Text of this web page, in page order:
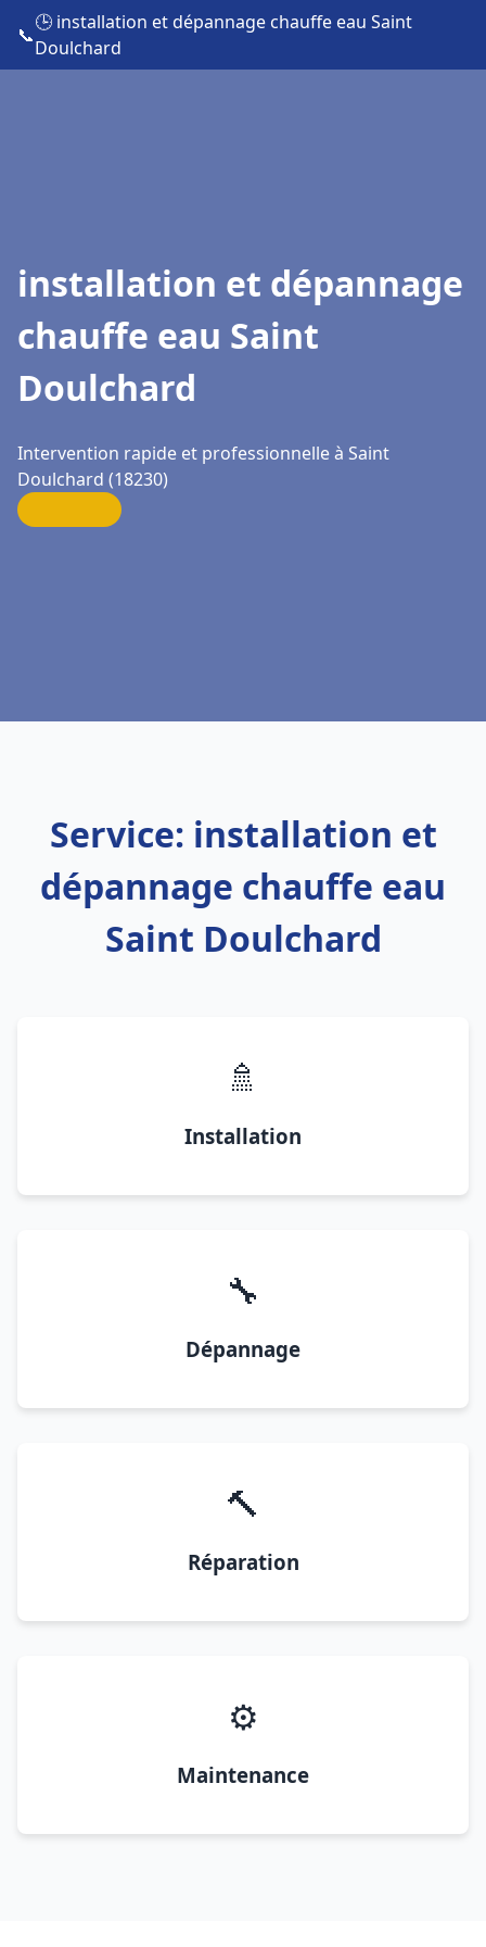
📞
🕒 installation et dépannage chauffe eau Saint
Doulchard
installation et dépannage
chauffe eau Saint
Doulchard
Intervention rapide et professionnelle à Saint
Doulchard (18230)
Service: installation et
dépannage chauffe eau
Saint Doulchard
🚿
Installation
🔧
Dépannage
🔨
Réparation
⚙️
Maintenance